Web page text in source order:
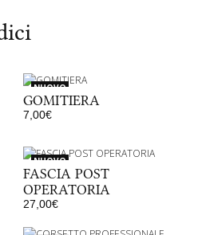
NUOVO
GOMITIERA
7,00€
NUOVO
FASCIA POST
OPERATORIA
27,00€